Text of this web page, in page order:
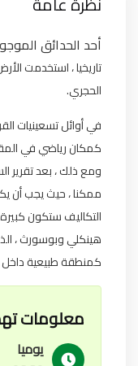
أحد الحدائق
تاريخيا ، استخدمت
الحجري.
في أوائل تسعينيات
كمكان رياضي في
ومع ذلك ، بعد تقرير
ممكنا ، حيث يجب أن
التكاليف ستكون
كمنطقة طبيعية داخل
معلومات
يوميا